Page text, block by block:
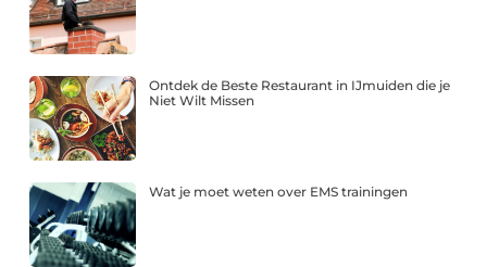
Ontdek de Beste Restaurant in IJmuiden die je
Niet Wilt Missen
Wat je moet weten over EMS trainingen